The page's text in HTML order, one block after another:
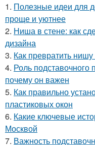
1. Полезные идеи для
проще и уютнее
2. Ниша в стене: как
дизайна
3. Как превратить
4. Роль подставочного
почему он важен
5. Как правильно
пластиковых окон
6. Какие ключевые
Москвой
7. Важность